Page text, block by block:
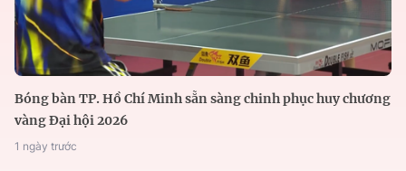
Bóng bàn TP. Hồ Chí Minh sẵn sàng chinh phục huy chương
vàng Đại hội 2026
1 ngày trước